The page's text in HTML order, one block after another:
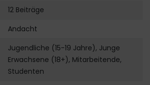
12 Beiträge
Andacht
Jugendliche (15-19 Jahre), Junge
Erwachsene (18+), Mitarbeitende,
Studenten